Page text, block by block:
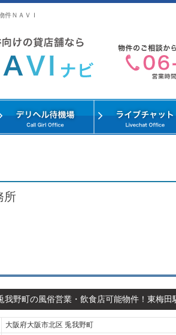
件ＮＡＶＩ
所
我野町の風俗営業・飲食店可能物件！東梅
大阪府大阪市北区 兎我野町